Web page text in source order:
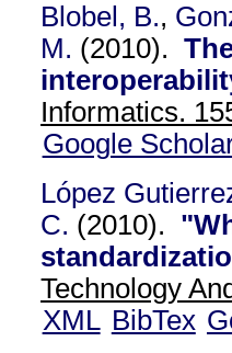
Blobel, B.,
M. (2010).
Informatics.
Google
López
C. (2010).
Technology
XML BibTex